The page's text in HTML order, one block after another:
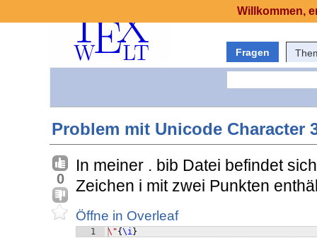
Fragen
Problem mit Unicode Character
0
In meiner . bib Datei befindet
Zeichen i mit zwei Punkten
Öffne in Overleaf
1 \"{\i}
Willkommen,